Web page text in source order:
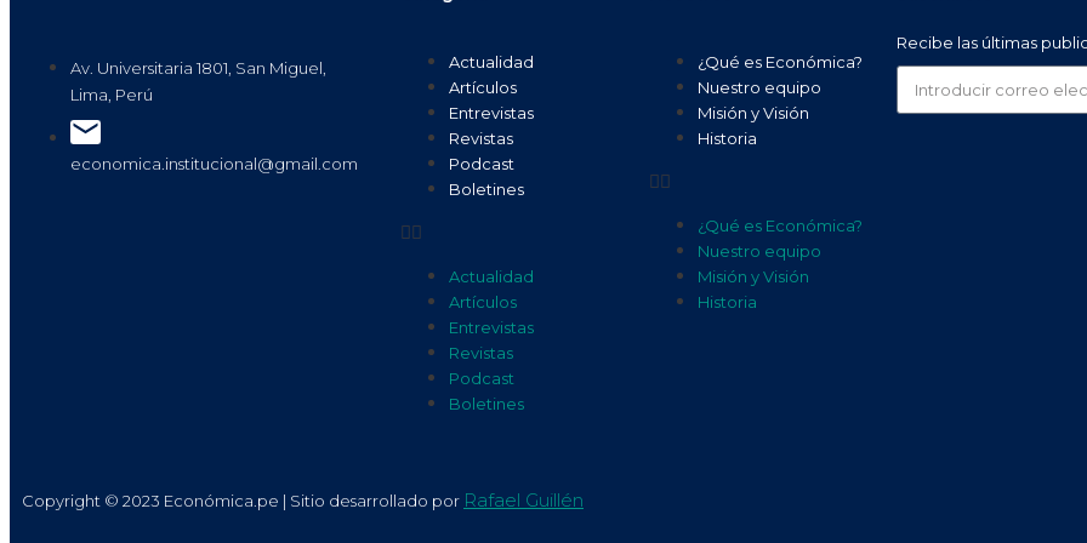
Av. Universitaria 1801, San Miguel,
Lima, Perú
economica.institucional@gmail.com
Actualidad
Artículos
Entrevistas
Revistas
Podcast
Boletines
Actualidad
Artículos
Entrevistas
Revistas
Podcast
Boletines
¿Qué es Económica?
Nuestro equipo
Misión y Visión
Historia
¿Qué es Económica?
Nuestro equipo
Misión y Visión
Historia
Recibe las últimas
Copyright © 2023 Económica.pe | Sitio desarrollado por Rafael Guillén